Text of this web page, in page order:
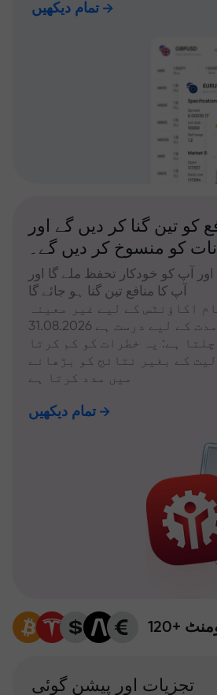
تمام دیکھیں
کو تین گنا کر دیں گے اور
کو منسوخ کر دیں گے۔
اور آپ کو خودکار تحفظ ملے گا اور
آپ کا منافع تین گنا ہو جائے گا
اکاؤنٹس کے لیے غیر معینہ
ہے: یہ خطرات کو کم کرتا
کے بغیر نتائج کو بڑھانے
میں مدد کرتا ہے
تمام دیکھیں
تجزیات اور پیشن گوئی